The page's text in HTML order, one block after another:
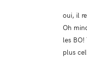
oui, il
Oh
les
plus